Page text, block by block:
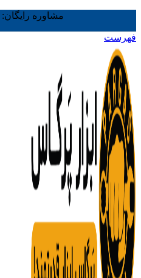
مشاوره رایگان:
فهرست